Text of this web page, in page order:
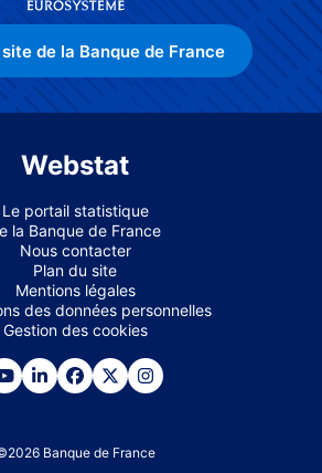
de la Banque de France
Webstat
Le portail statistique
la Banque de France
Nous contacter
Plan du site
Mentions légales
des données personnelles
Gestion des cookies
2026 Banque de France